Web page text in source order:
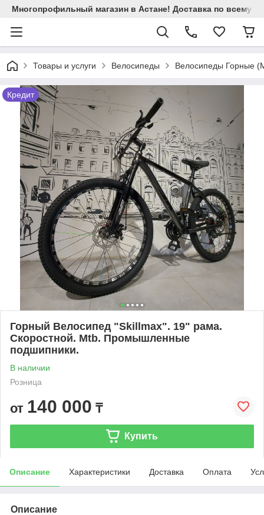
Многопрофильный магазин в Астане! Доставка по всему
Товары и услуги Велосипеды Велосипеды Горные
Кредит
Горный Велосипед "Skillmax". 19" рама.
Скоростной. Mtb. Промышленные
подшипники.
В наличии
Розница
от 140 000 ₸
Купить
Описание Характеристики Доставка Оплата
Описание